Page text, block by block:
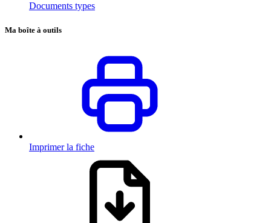
Documents types
Ma boîte à outils
Imprimer la fiche